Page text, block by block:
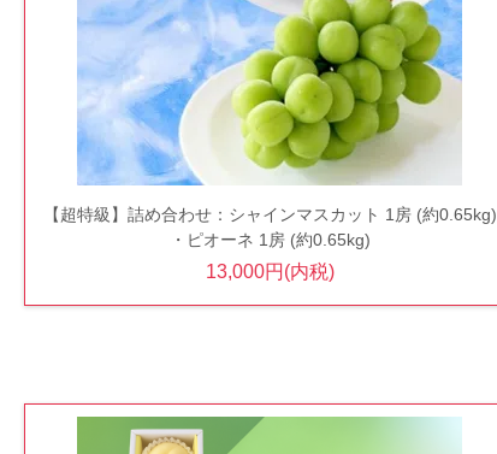
【超特級】詰め合わせ：シャインマスカット 1房 (約0.65kg)
・ピオーネ 1房 (約0.65kg)
13,000円(内税)